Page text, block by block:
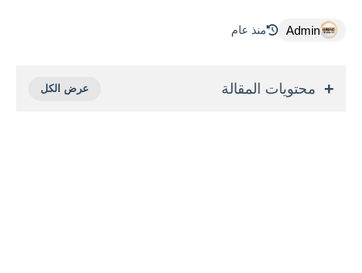
Admin منذ عام
محتويات المقالة